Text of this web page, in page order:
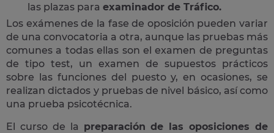
las plazas para examinador de Tráfico.
Los exámenes de la fase de oposición pueden variar
de una convocatoria a otra, aunque las pruebas más
comunes a todas ellas son el examen de preguntas
de tipo test, un examen de supuestos prácticos
sobre las funciones del puesto y, en ocasiones, se
realizan dictados y pruebas de nivel básico, así como
una prueba psicotécnica.
El curso de la preparación de las oposiciones de